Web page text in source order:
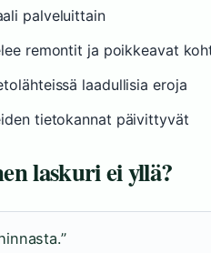
palveluittain
remontit ja poikkeavat
laadullisia eroja
tietokannat päivittyvät
laskuri ei yllä?